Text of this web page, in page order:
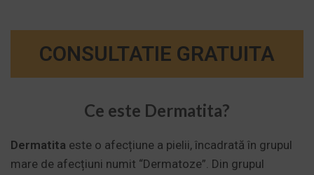
CONSULTATIE GRATUITA
Ce este Dermatita?
Dermatita este o afecțiune a pielii, încadrată în grupul
mare de afecțiuni numit “Dermatoze”. Din grupul